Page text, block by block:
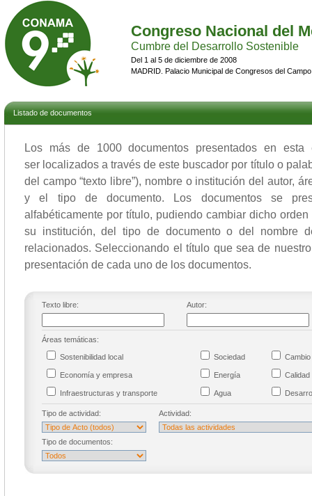
Congreso Nacional del
Cumbre del Desarrollo Sostenible
Del 1 al 5 de diciembre de 2008
MADRID. Palacio Municipal de Congresos del
Listado de documentos
Los más de 1000 documentos presentados en
ser localizados a través de este buscador por título o
del campo “texto libre”), nombre o institución del autor,
y el tipo de documento. Los documentos se
alfabéticamente por título, pudiendo cambiar dicho
su institución, del tipo de documento o del nombre
relacionados. Seleccionando el título que sea de
presentación de cada uno de los documentos.
Texto libre: Autor:
Áreas temáticas:
Sostenibilidad local Sociedad
Economía y empresa Energía
Infraestructuras y transporte Agua
Tipo de actividad: Actividad:
Tipo de documentos: